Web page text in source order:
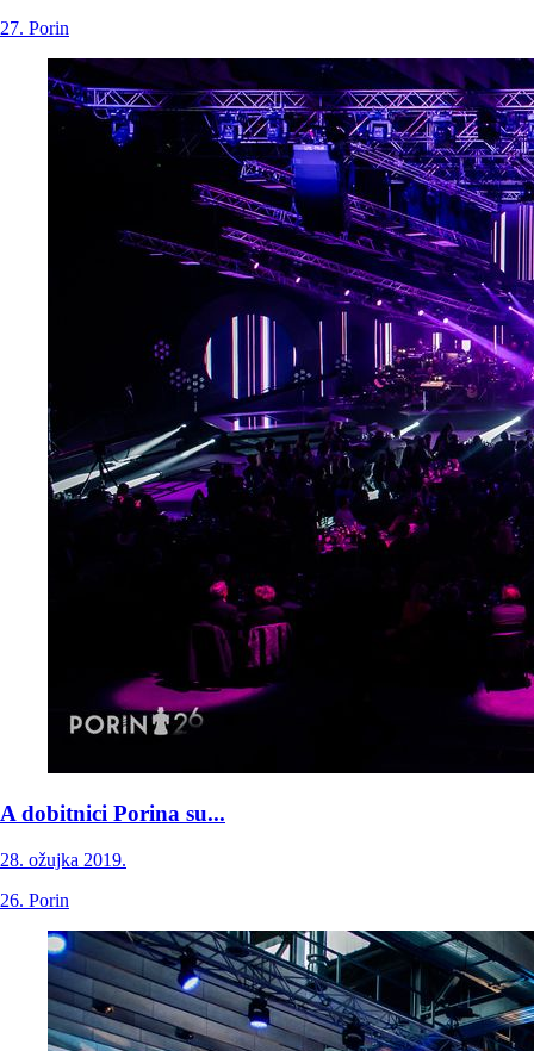
27. Porin
A dobitnici Porina su...
28. ožujka 2019.
26. Porin